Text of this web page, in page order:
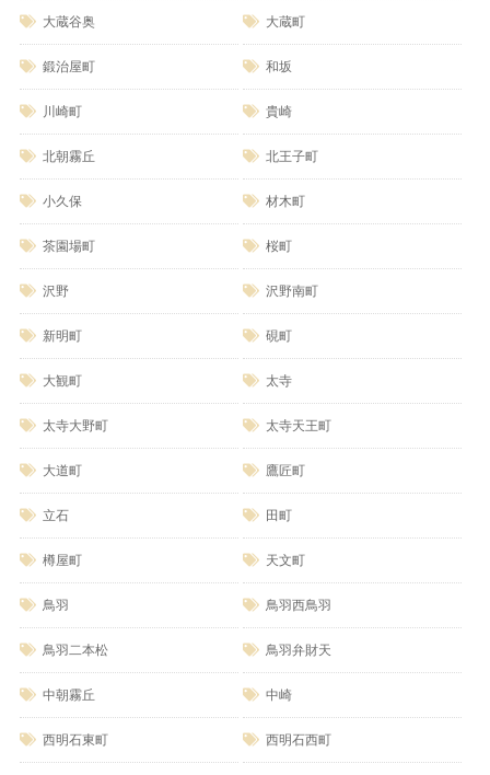
大蔵谷奥 大蔵町
鍛治屋町 和坂
川崎町 貴崎
北朝霧丘 北王子町
小久保 材木町
茶園場町 桜町
沢野 沢野南町
新明町 硯町
大観町 太寺
太寺大野町 太寺天王町
大道町 鷹匠町
立石 田町
樽屋町 天文町
鳥羽 鳥羽西鳥羽
鳥羽二本松 鳥羽弁財天
中朝霧丘 中崎
西明石東町 西明石西町